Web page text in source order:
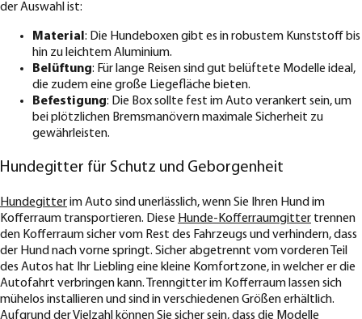
der Auswahl ist:
Material : Die Hundeboxen gibt es in robustem Kunststoff bis
hin zu leichtem Aluminium.
Belüftung: Für lange Reisen sind gut belüftete Modelle ideal,
die zudem eine große Liegefläche bieten.
Befestigung: Die Box sollte fest im Auto verankert sein, um
bei plötzlichen Bremsmanövern maximale Sicherheit zu
gewährleisten.
Hundegitter für Schutz und Geborgenheit
Hundegitterim Auto sind unerlässlich, wenn Sie Ihren Hund im
Kofferraum transportieren. Diese Hunde-Kofferraumgitter trennen
den Kofferraum sicher vom Rest des Fahrzeugs und verhindern, dass
der Hund nach vorne springt. Sicher abgetrennt vom vorderen Teil
des Autos hat Ihr Liebling eine kleine Komfortzone, in welcher er die
Autofahrt verbringen kann. Trenngitter im Kofferraum lassen sich
mühelos installieren und sind in verschiedenen Größen erhältlich.
Aufgrund der Vielzahl können Sie sicher sein, dass die Modelle